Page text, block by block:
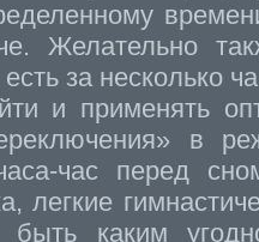
Желательно
за несколько
и применять
в
час перед
легкие
быть каким